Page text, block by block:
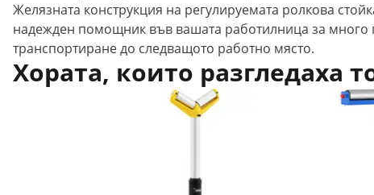
Желязната конструкция на регулируемата ролкова
надежден помощник във вашата работилница за много
транспортиране до следващото работно място.
Хората, които разгледаха